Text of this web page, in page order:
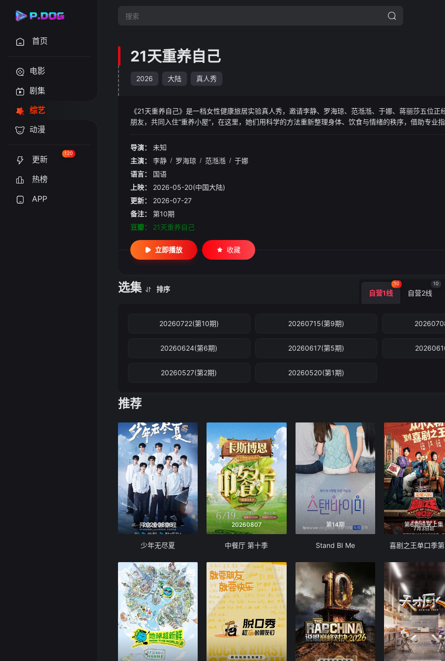
首页
电影
剧集
综艺
动漫
更新
120
热榜
APP
21天重养自己
2026 大陆 真人秀
《21天重养自己》是一档女性健康旅居实验真人秀，邀请李静、罗海琼、范湉湉、于娜、蒋丽莎五位正
朋友，共同入住“重养小屋”，在这里，她们用科学的方法重新整理身体、饮食与情绪的秩序，借助专业
成一场“宠养”之旅，在线同步检测、打卡、记录变化，和姐姐们一起修复能量，更新生活。
导演：
未知
主演：
李静 / 罗海琼 / 范湉湉 / 于娜
语言：
国语
上映：
2026-05-20(中国大陆)
更新：
2026-07-27
备注：
第10期
豆瓣：
21天重养自己
立即播放 收藏
选集 排序 自营1线
10
自营2线
10
20260722(第10期) 20260715(第9期)
20260624(第6期) 20260617(第5期)
20260527(第2期) 20260520(第1期)
推荐
20260806
少年无尽夏
20260807
中餐厅 第十季
第14期
Stand BI Me
第6期纯享上集
喜剧之王单口季